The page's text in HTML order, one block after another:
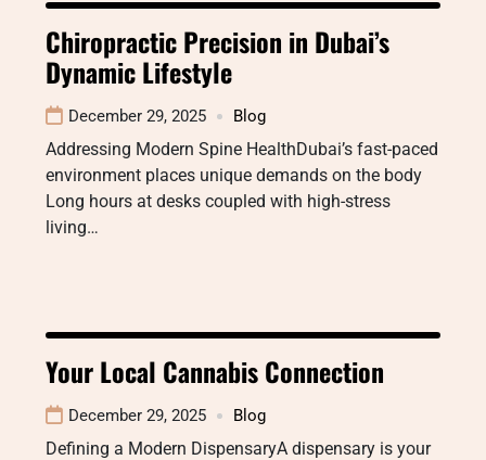
Chiropractic Precision in Dubai’s
Dynamic Lifestyle
December 29, 2025 Blog
Addressing Modern Spine HealthDubai’s fast-paced
environment places unique demands on the body
Long hours at desks coupled with high-stress
living…
Your Local Cannabis Connection
December 29, 2025 Blog
Defining a Modern DispensaryA dispensary is your